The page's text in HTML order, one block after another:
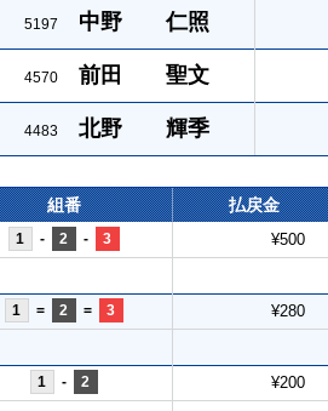
5197 中野 仁照
4570 前田 聖文
4483 北野 輝季
組番 払戻金
1 - 2 - 3 ¥500
1 = 2 = 3 ¥280
1 - 2 ¥200